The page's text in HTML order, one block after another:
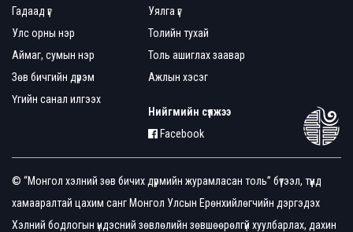
Гадаад үг
Улс орны нэр
Аймаг, сумын нэр
Зөв бичгийн дүрэм
Үгийн санал илгээх
Уялга үг
Толийн тухай
Толь ашиглах заавар
Ажлын хэсэг
Нийгмийн сүлжээ
Facebook
© “Монгол хэлний зөв бичих дүрмийн журамласан толь” бүтээл, түүнд
хамааралтай цахим санг Монгол Улсын Ерөнхийлөгчийн дэргэдэх
Хэлний бодлогын үндэсний зөвлөлийн зөвшөөрөлгүй хуулбарлах, дахин